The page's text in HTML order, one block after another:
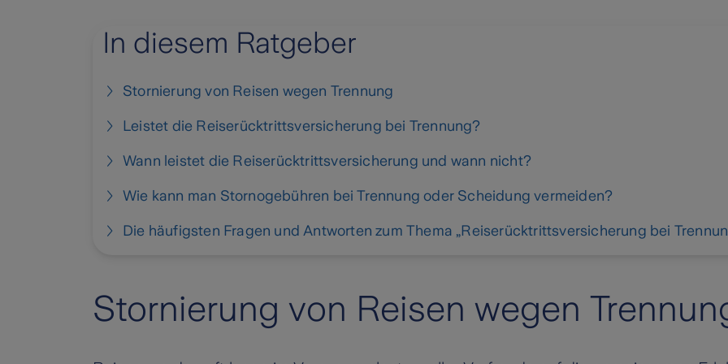
In diesem Ratgeber
Stornierung von Reisen wegen Trennung
Leistet die Reiserücktrittsversicherung bei Trennung?
Wann leistet die Reiserücktrittsversicherung und wann nicht?
Wie kann man Stornogebühren bei Trennung oder Scheidung vermeiden?
Die häufigsten Fragen und Antworten zum Thema „Reiserücktrittsversicherung bei
Stornierung von Reisen wegen